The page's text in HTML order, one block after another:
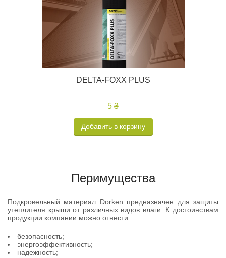
DELTA-FOXX PLUS
5 ₴
Добавить в корзину
Перимущества
Подкровельный материал Dorken предназначен для защиты
утеплителя крыши от различных видов влаги. К достоинствам
продукции компании можно отнести:
безопасность;
энергоэффективность;
надежность;